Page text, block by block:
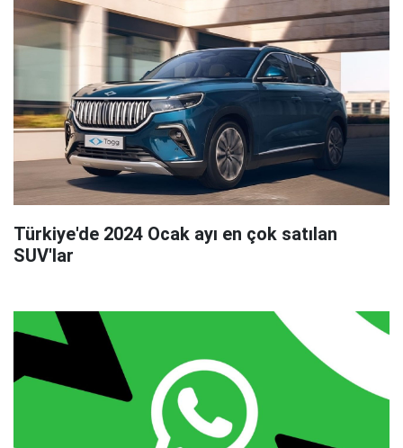
Türkiye'de 2024 Ocak ayı en çok satılan
SUV'lar